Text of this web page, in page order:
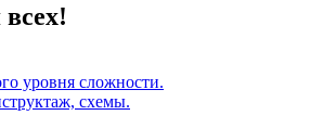
уровня сложности.
схемы.